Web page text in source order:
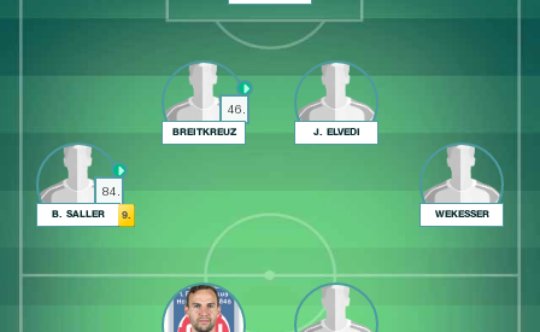
46.
BREITKREUZ J. ELVEDI
84.
B. SALLER 9. WEKESSER